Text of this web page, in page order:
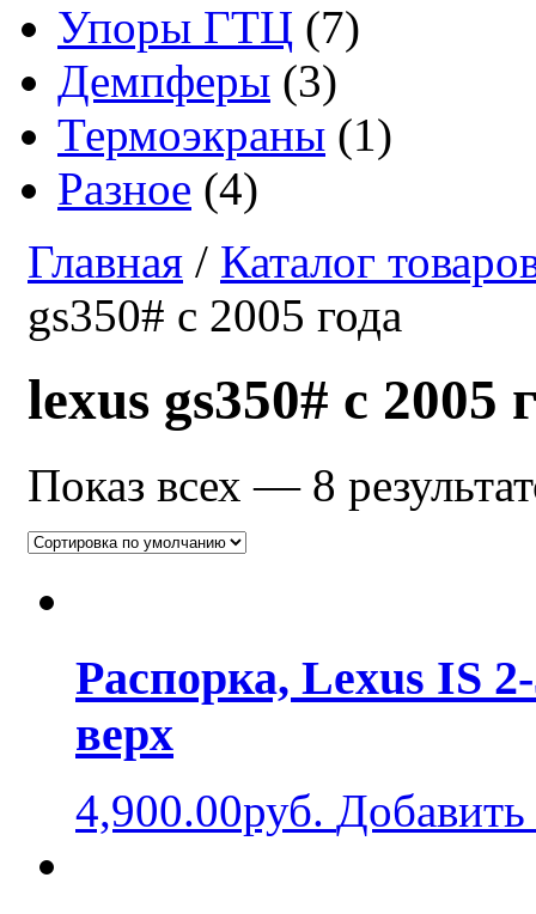
Упоры ГТЦ (7)
Демпферы (3)
Термоэкраны (1)
Разное (4)
Главная / Каталог
gs350# с 2005 года
lexus gs350# с 2005
Показ всех — 8
Распорка, Lexus IS
верх
4,900.00руб. Добавить